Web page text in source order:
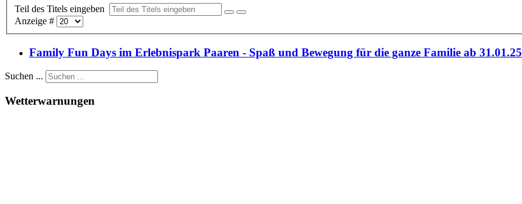
Teil des Titels eingeben
Anzeige #
Family Fun Days im Erlebnispark Paaren - Spaß und Bewegung für die ganze Familie ab 31.01.25
Suchen ...
Wetterwarnungen